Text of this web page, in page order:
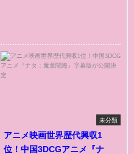
未分類
アニメ映画世界歴代興収1
位！中国3DCGアニメ『ナ